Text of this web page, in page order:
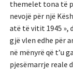
themelet tona të
nevojë për një
atë të vitit 1945 »,
gjë vlen edhe për
në mënyrë që t’u
pjesëmarrje reale